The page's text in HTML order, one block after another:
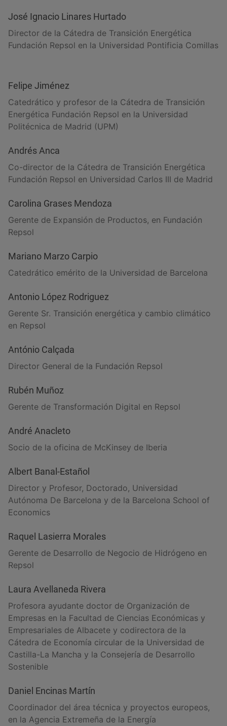
José Ignacio Linares Hurtado
Director de la Cátedra de Transición Energética
Fundación Repsol en la Universidad Pontificia Comillas
Felipe Jiménez
Catedrático y profesor de la Cátedra de Transición
Energética Fundación Repsol en la Universidad
Politécnica de Madrid (UPM)
Andrés Anca
Co-director de la Cátedra de Transición Energética
Fundación Repsol en Universidad Carlos III de Madrid
Carolina Grases Mendoza
Gerente de Expansión de Productos, en Fundación
Repsol
Mariano Marzo Carpio
Catedrático emérito de la Universidad de Barcelona
Antonio López Rodriguez
Gerente Sr. Transición energética y cambio climático
en Repsol
António Calçada
Director General de la Fundación Repsol
Rubén Muñoz
Gerente de Transformación Digital en Repsol
André Anacleto
Socio de la oficina de McKinsey de Iberia
Albert Banal-Estañol
Director y Profesor, Doctorado, Universidad
Autónoma De Barcelona y de la Barcelona School of
Economics
Raquel Lasierra Morales
Gerente de Desarrollo de Negocio de Hidrógeno en
Repsol
Laura Avellaneda Rivera
Profesora ayudante doctor de Organización de
Empresas en la Facultad de Ciencias Económicas y
Empresariales de Albacete y codirectora de la
Cátedra de Economía circular de la Universidad de
Castilla-La Mancha y la Consejería de Desarrollo
Sostenible
Daniel Encinas Martín
Coordinador del área técnica y proyectos europeos,
en la Agencia Extremeña de la Energía